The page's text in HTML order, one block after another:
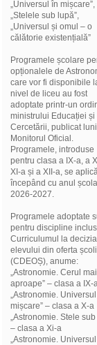
„Universul în mișcare”,
„Stelele sub lupă”,
„Universul și omul – o
călătorie existențială”
Programele școlare
opționalele de
care vor fi disponibile
nivel de liceu au fost
adoptate printr-un
ministrului Educației și
Cercetării, publicat
Monitorul Oficial.
Programele, introduse
pentru clasa a IX-a, a
XI-a și a XII-a, se
începând cu anul
2026-2027.
Programele adoptate
pentru discipline
Curriculumul la decizia
elevului din oferta
(CDEOȘ), anume:
„Astronomie. Cerul mai
aproape” – clasa a IX-
„Astronomie.
mișcare” – clasa a X-a
„Astronomie. Stele sub
– clasa a Xi-a
„Astronomie.